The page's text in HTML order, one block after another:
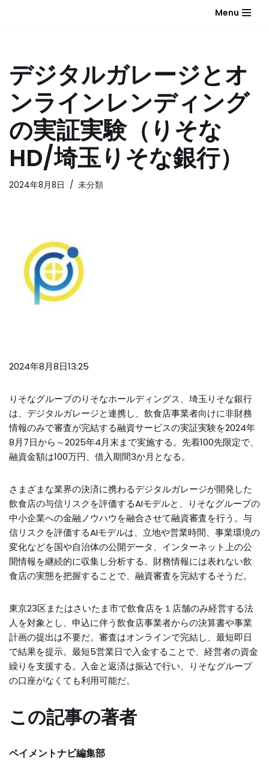
ン
ツ
へ
キ
ッ
プ
Menu
デジタルガレージとオ
ンラインレンディング
の実証実験（りそな
HD/埼玉りそな銀行）
2024年8月8日 未分類
2024年8月8日13:25
りそなグループのりそなホールディングス、埼玉りそな銀行
は、デジタルガレージと連携し、飲食店事業者向けに非財務
情報のみで審査が完結する融資サービスの実証実験を2024年
8月7日から～2025年4月末まで実施する。先着100先限定で、
融資金額は100万円、借入期間3か月となる。
さまざまな業界の決済に携わるデジタルガレージが開発した
飲食店の与信リスクを評価するAIモデルと、りそなグループの
中小企業への金融ノウハウを融合させて融資審査を行う。与
信リスクを評価するAIモデルは、立地や営業時間、事業環境の
変化などを国や自治体の公開データ、インターネット上の公
開情報を継続的に収集し分析する。財務情報には表れない飲
食店の実態を把握することで、融資審査を完結するそうだ。
東京23区またはさいたま市で飲食店を１店舗のみ経営する法
人を対象とし、申込に伴う飲食店事業者からの決算書や事業
計画の提出は不要だ。審査はオンラインで完結し、最短即日
で結果を提示。最短5営業日で入金することで、経営者の資金
繰りを支援する。入金と返済は振込で行い、りそなグループ
の口座がなくても利用可能だ。
この記事の著者
ペイメントナビ編集部